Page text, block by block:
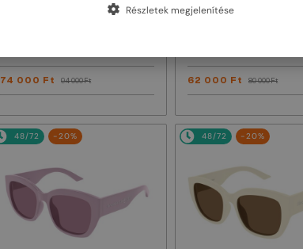
Alexander McQueen—
74 000 Ft 94 000 Ft
Alexander McQueen
62 000 Ft 80 000 Ft
48/72 -20% 48/72 -20%
Részletek megjelenítése